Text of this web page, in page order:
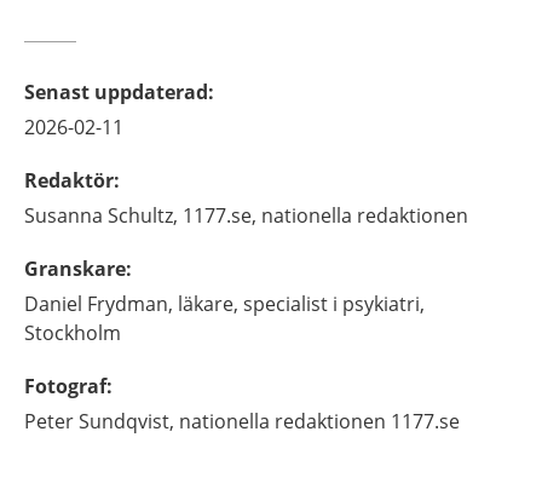
Senast uppdaterad:
2026-02-11
Redaktör:
Susanna Schultz, 1177.se, nationella redaktionen
Granskare:
Daniel Frydman, läkare, specialist i psykiatri,
Stockholm
Fotograf:
Peter Sundqvist, nationella redaktionen 1177.se